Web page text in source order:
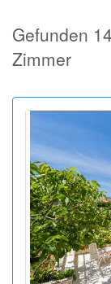
Gefunden
Zimmer